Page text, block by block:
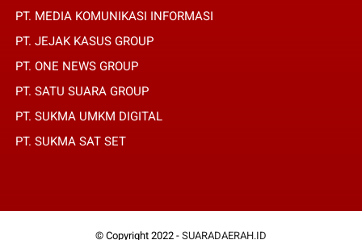
PT. MEDIA KOMUNIKASI INFORMASI
PT. JEJAK KASUS GROUP
PT. ONE NEWS GROUP
PT. SATU SUARA GROUP
PT. SUKMA UMKM DIGITAL
PT. SUKMA SAT SET
© Copyright 2022 - SUARADAERAH.ID